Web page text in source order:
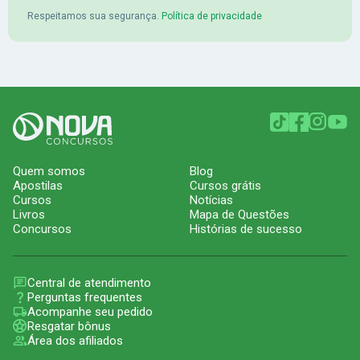
Respeitamos sua segurança. Política de privacidade
Quem somos
Apostilas
Cursos
Livros
Concursos
Blog
Cursos grátis
Notícias
Mapa de Questões
Histórias de sucesso
Central de atendimento
Perguntas frequentes
Acompanhe seu pedido
Resgatar bônus
Área dos afiliados